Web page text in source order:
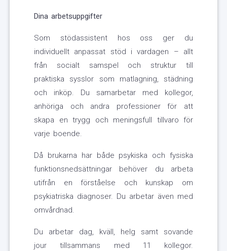
Dina arbetsuppgifter
Som stödassistent hos oss ger du
individuellt anpassat stöd i vardagen – allt
från socialt samspel och struktur till
praktiska sysslor som matlagning, städning
och inköp. Du samarbetar med kollegor,
anhöriga och andra professioner för att
skapa en trygg och meningsfull tillvaro för
varje boende.
Då brukarna har både psykiska och fysiska
funktionsnedsättningar behöver du arbeta
utifrån en förståelse och kunskap om
psykiatriska diagnoser. Du arbetar även med
omvårdnad.
Du arbetar dag, kväll, helg samt sovande
jour tillsammans med 11 kollegor.